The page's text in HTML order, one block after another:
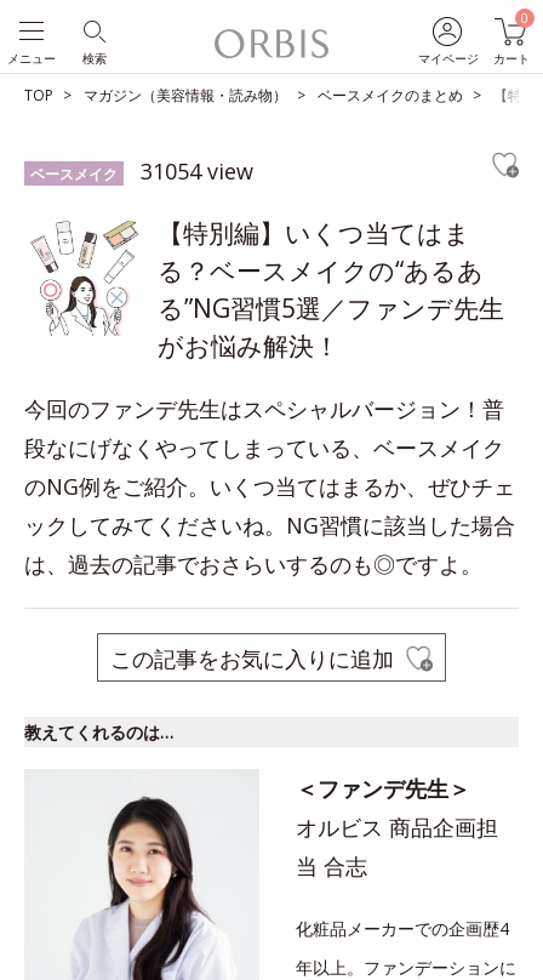
マイページ
0
カート
検索
メニュー
TOP マガジン（美容情報・読み物） ベースメイクのまとめ 【特
ベースメイク 31054 view
【特別編】いくつ当てはま
る？ベースメイクの“あるあ
る”NG習慣5選／ファンデ先生
がお悩み解決！
今回のファンデ先生はスペシャルバージョン！普
段なにげなくやってしまっている、ベースメイク
のNG例をご紹介。いくつ当てはまるか、ぜひチェ
ックしてみてくださいね。NG習慣に該当した場合
は、過去の記事でおさらいするのも◎ですよ。
この記事をお気に入りに追加
教えてくれるのは…
＜ファンデ先生＞
オルビス 商品企画担
当 合志
化粧品メーカーでの企画歴4
年以上。ファンデーションに